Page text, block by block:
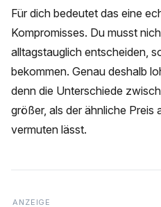
Für dich bedeutet das eine
Kompromisses. Du musst
alltagstauglich entscheiden,
bekommen. Genau deshalb
denn die Unterschiede
größer, als der ähnliche Preis
vermuten lässt.